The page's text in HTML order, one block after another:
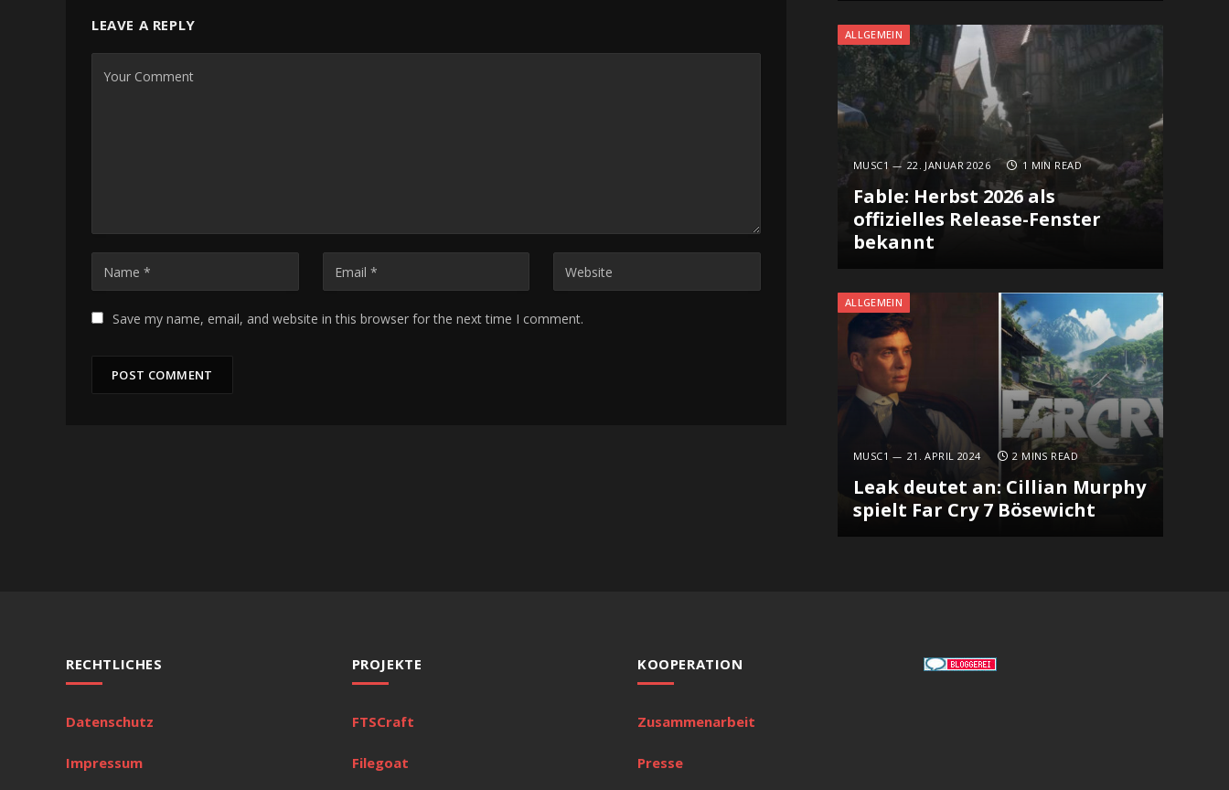
LEAVE A REPLY
Save my name, email, and website in this browser for the next time I comment.
ALLGEMEIN
MUSC1 22. JANUAR 2026 1 MIN READ
Fable: Herbst 2026 als
offizielles Release-Fenster
bekannt
ALLGEMEIN
MUSC1 21. APRIL 2024 2 MINS READ
Leak deutet an: Cillian Murphy
spielt Far Cry 7 Bösewicht
RECHTLICHES
Datenschutz
Impressum
PROJEKTE
FTSCraft
Filegoat
KOOPERATION
Zusammenarbeit
Presse